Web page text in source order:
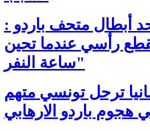
أبطال متحف باردو :
رأسي عندما تحين
ساعة النفر"
ترحل تونسي متهم
هجوم باردو الارهابي